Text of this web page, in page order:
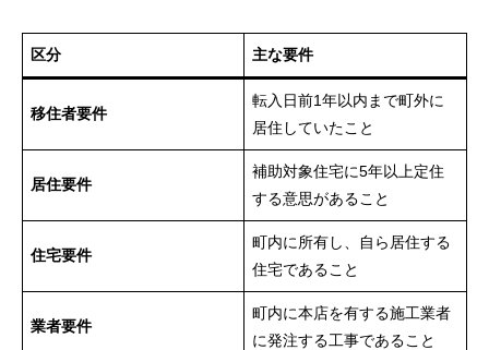
区分 主な要件
移住者要件
転入日前1年以内まで町外に
居住していたこと
居住要件
補助対象住宅に5年以上定住
する意思があること
住宅要件
町内に所有し、自ら居住する
住宅であること
業者要件
町内に本店を有する施工業者
に発注する工事であること